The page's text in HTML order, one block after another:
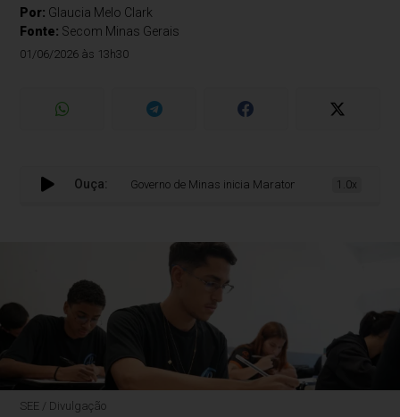
Por: Glaucia Melo Clark
Fonte: Secom Minas Gerais
01/06/2026 às 13h30
Ouça: Governo de Minas inicia Maratona Enem nesta
1.0x
SEE / Divulgação